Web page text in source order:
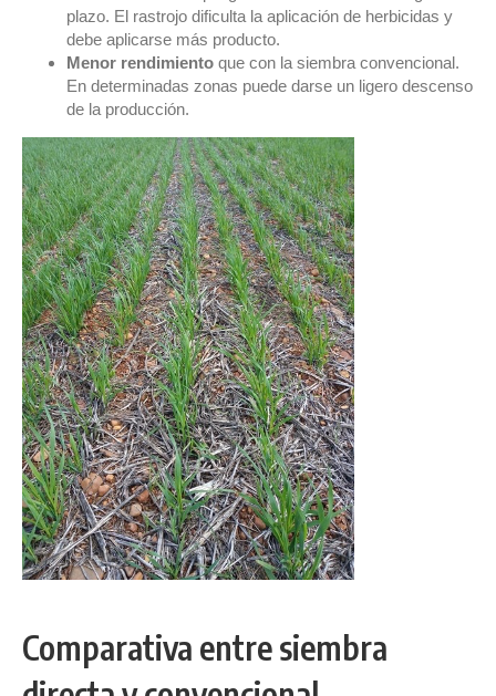
plazo. El rastrojo dificulta la aplicación de herbicidas y
debe aplicarse más producto.
Menor rendimiento que con la siembra convencional.
En determinadas zonas puede darse un ligero descenso
de la producción.
Comparativa entre siembra